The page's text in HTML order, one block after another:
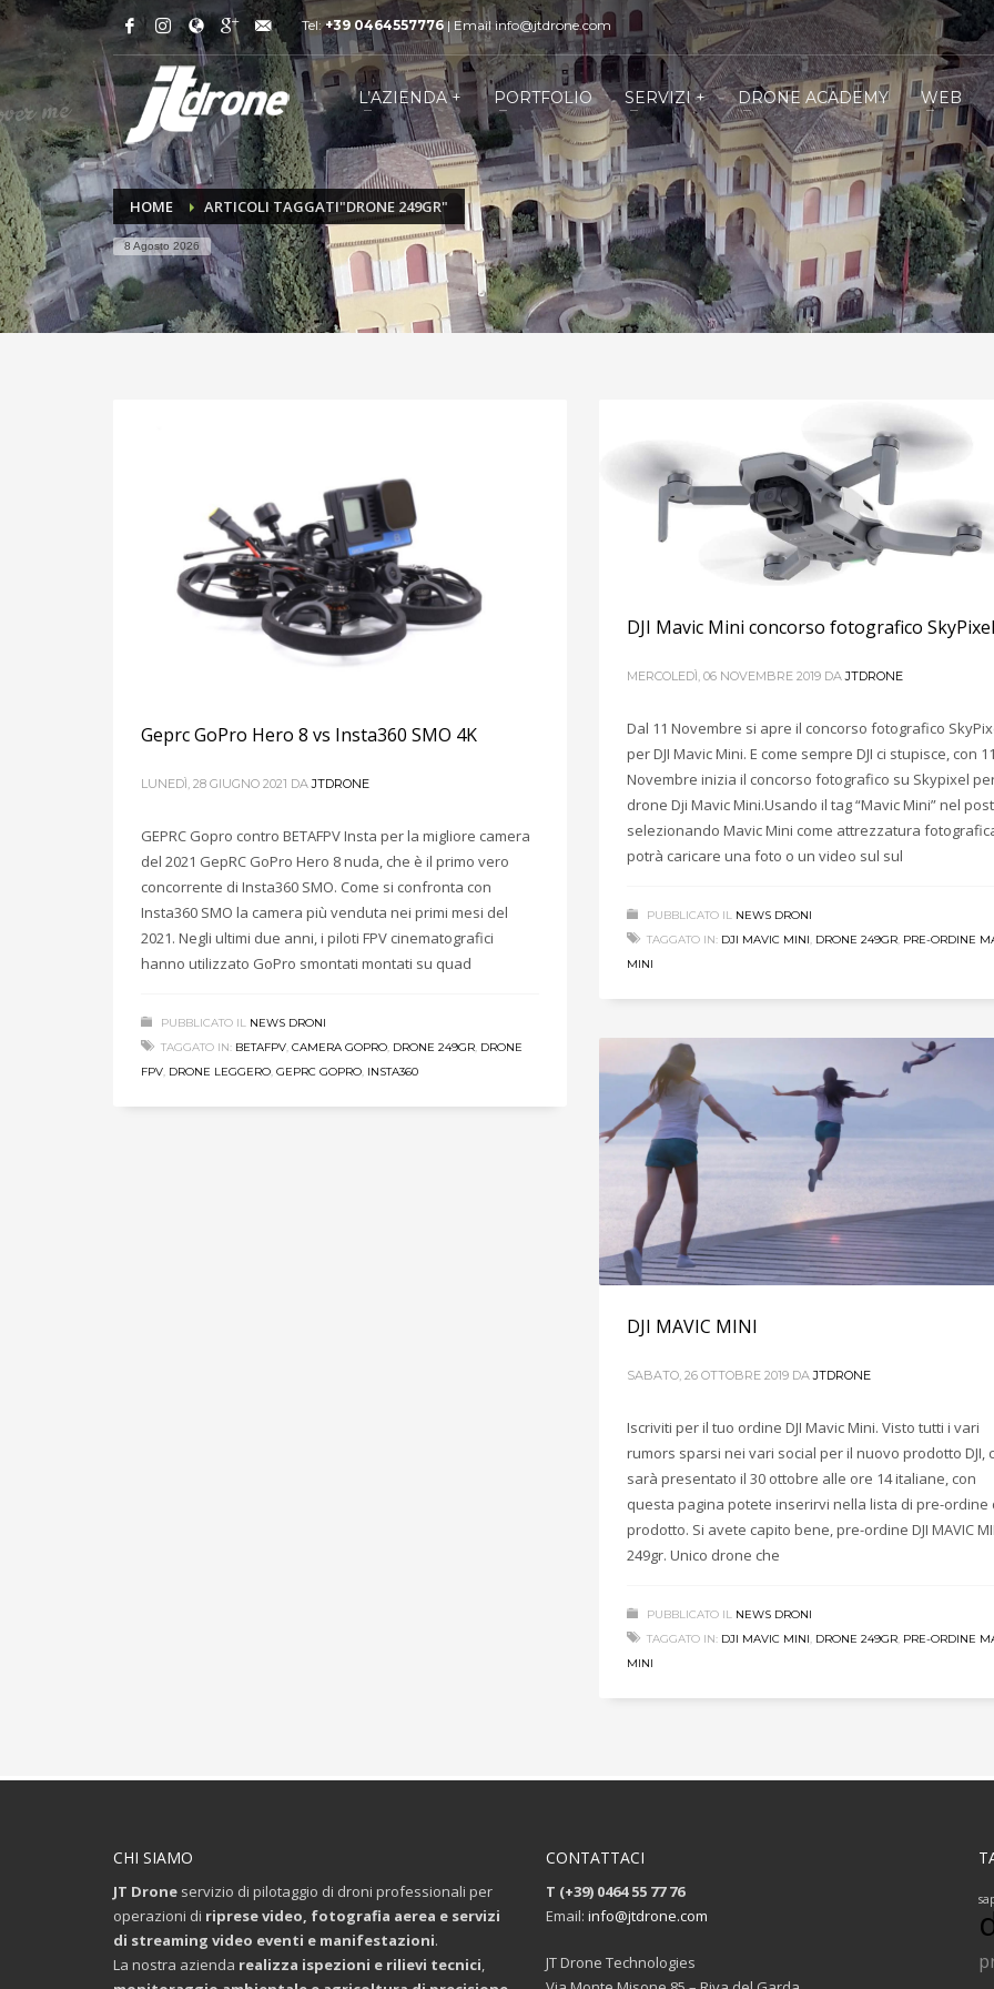
Tel:+39 0464557776| Email info@jtdrone.com
L’AZIENDA + PORTFOLIO SERVIZI + DRONE ACADEMY WEB
HOME ARTICOLI TAGGATI"DRONE 249GR"
8 Agosto 2026
Geprc GoPro Hero 8 vs Insta360 SMO 4K
LUNEDÌ, 28 GIUGNO 2021 DAJTDRONE
GEPRC Gopro contro BETAFPV Insta per la migliore camera
del 2021 GepRC GoPro Hero 8 nuda, che è il primo vero
concorrente di Insta360 SMO. Come si confronta con
Insta360 SMO la camera più venduta nei primi mesi del
2021. Negli ultimi due anni, i piloti FPV cinematografici
hanno utilizzato GoPro smontati montati su quad
PUBBLICATO IL NEWS DRONI
TAGGATO IN: BETAFPV, CAMERA GOPRO, DRONE 249GR, DRONE
FPV, DRONE LEGGERO, GEPRC GOPRO, INSTA360
DJI Mavic Mini concorso fotografico SkyPixel
MERCOLEDÌ, 06 NOVEMBRE 2019 DAJTDRONE
Dal 11 Novembre si apre il concorso fotografico
per DJI Mavic Mini. E come sempre DJI ci stupisce, con
Novembre inizia il concorso fotografico su Skypixel
drone Dji Mavic Mini.Usando il tag “Mavic Mini” nel
selezionando Mavic Mini come attrezzatura
potrà caricare una foto o un video sul sul
PUBBLICATO IL NEWS DRONI
TAGGATO IN: DJI MAVIC MINI, DRONE 249GR, PRE-ORDINE
MINI
DJI MAVIC MINI
SABATO, 26 OTTOBRE 2019 DAJTDRONE
Iscriviti per il tuo ordine DJI Mavic Mini. Visto tutti i vari
rumors sparsi nei vari social per il nuovo prodotto DJI,
sarà presentato il 30 ottobre alle ore 14 italiane, con
questa pagina potete inserirvi nella lista di pre-ordine
prodotto. Si avete capito bene, pre-ordine DJI MAVIC
249gr. Unico drone che
PUBBLICATO IL NEWS DRONI
TAGGATO IN: DJI MAVIC MINI, DRONE 249GR, PRE-ORDINE
MINI
CHI SIAMO
JT Drone servizio di pilotaggio di droni professionali per
operazioni di riprese video, fotografia aerea e servizi
di streaming video eventi e manifestazioni.
La nostra azienda realizza ispezioni e rilievi tecnici,
CONTATTACI
T (+39) 0464 55 77 76
Email: info@jtdrone.com
JT Drone Technologies